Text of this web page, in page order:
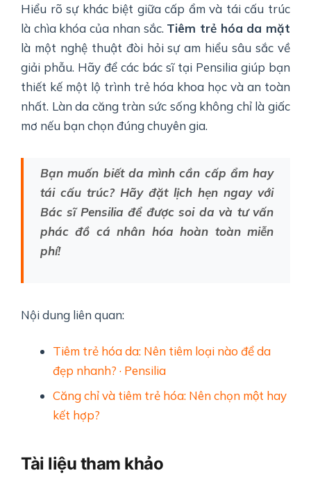
Hiểu rõ sự khác biệt giữa cấp ẩm và tái cấu trúc
là chìa khóa của nhan sắc. Tiêm trẻ hóa da mặt
là một nghệ thuật đòi hỏi sự am hiểu sâu sắc về
giải phẫu. Hãy để các bác sĩ tại Pensilia giúp bạn
thiết kế một lộ trình trẻ hóa khoa học và an toàn
nhất. Làn da căng tràn sức sống không chỉ là giấc
mơ nếu bạn chọn đúng chuyên gia.
Bạn muốn biết da mình cần cấp ẩm hay
tái cấu trúc? Hãy đặt lịch hẹn ngay với
Bác sĩ Pensilia để được soi da và tư vấn
phác đồ cá nhân hóa hoàn toàn miễn
phí!
Nội dung liên quan:
Tiêm trẻ hóa da: Nên tiêm loại nào để da
đẹp nhanh? · Pensilia
Căng chỉ và tiêm trẻ hóa: Nên chọn một hay
kết hợp?
Tài liệu tham khảo